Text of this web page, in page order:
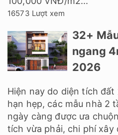
16573 Lượt xem
32+
ngang
2026
Hiện nay do diện tích
hạn hẹp, các mẫu nhà 2
ngày càng được ưa
tích vừa phải, chi phí xây